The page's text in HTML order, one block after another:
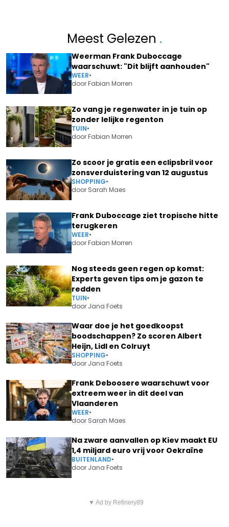
Meest Gelezen .
Weerman Frank Duboccage
waarschuwt: "Dit blijft aanhouden"
WEER•
doorFabian Morren
Zo vang je regenwater in je tuin op
zonder lelijke regenton
TUIN•
doorFabian Morren
Zo scoor je gratis een eclipsbril voor
zonsverduistering van 12 augustus
SHOPPING•
door Sarah Maes
Frank Duboccage ziet tropische hitte
terugkeren
WEER•
doorFabian Morren
Nog steeds geen regen op komst:
Experts geven tips om je gazon te
redden
TUIN•
door Jana Foets
Waar doe je het goedkoopst
boodschappen? Zo scoren Albert
Heijn, Lidl en Colruyt
SHOPPING•
door Jana Foets
Frank Deboosere waarschuwt voor
extreem weer in dit deel van
Vlaanderen
WEER•
door Sarah Maes
Na zware aanvallen op Kiev maakt EU
1,4 miljard euro vrij voor Oekraïne
BUITENLAND•
door Jana Foets
1,5 JAAR NA DE DIAGNOSE VAN
▼ Ad by Refinery89